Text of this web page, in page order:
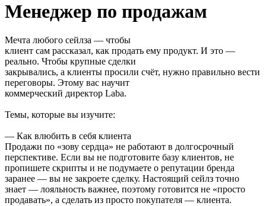
Менеджер по продажам
Мечта любого сейлза — чтобы
клиент сам рассказал, как продать ему продукт. И это —
реально. Чтобы крупные сделки
закрывались, а клиенты просили счёт, нужно правильно вести
переговоры. Этому вас научит
коммерческий директор Laba.
Темы, которые вы изучите:
— Как влюбить в себя клиента
Продажи по «зову сердца» не работают в долгосрочный
перспективе. Если вы не подготовите базу клиентов, не
пропишете скрипты и не подумаете о репутации бренда
заранее — вы не закроете сделку. Настоящий сейлз точно
знает — лояльность важнее, поэтому готовится не «просто
продавать», а сделать из просто покупателя — клиента.